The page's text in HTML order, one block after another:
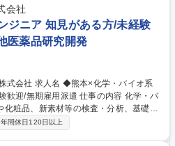
会社
ジニア 知見がある方/未経験
医薬品研究開発
学・バイオ系
派遣 仕事の内容 化学・バ
化粧品、新素材等の検査・分析、基礎研
学）や東京（バイオ）の専門施設で1か
年間休日120日以上